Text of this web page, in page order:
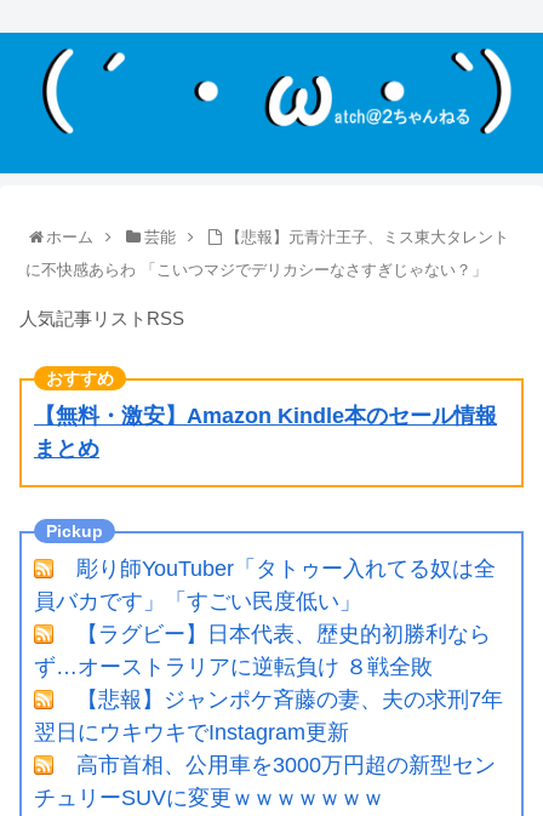
ホーム 芸能
【悲報】元青汁王子、ミス東大タレント
に不快感あらわ 「こいつマジでデリカシーなさすぎじゃない？」
人気記事リストRSS
【無料・激安】Amazon Kindle本のセール情報
まとめ
彫り師YouTuber「タトゥー入れてる奴は全
員バカです」「すごい民度低い」
【ラグビー】日本代表、歴史的初勝利なら
ず…オーストラリアに逆転負け ８戦全敗
【悲報】ジャンポケ斉藤の妻、夫の求刑7年
翌日にウキウキでInstagram更新
高市首相、公用車を3000万円超の新型セン
チュリーSUVに変更ｗｗｗｗｗｗｗ